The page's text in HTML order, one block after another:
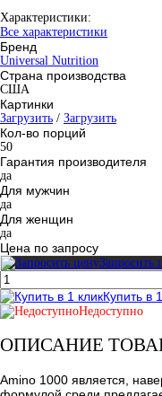
Характеристики:
Все характеристики
Бренд
Universal Nutrition
Страна производства
США
Картинки
Загрузить / Загрузить
Кол-во порций
50
Гарантия производителя
да
Для мужчин
да
Для женщин
да
Цена по запросу
Запросить
Купить в
Недоступно
ОПИСАНИЕ
Amino 1000 является,